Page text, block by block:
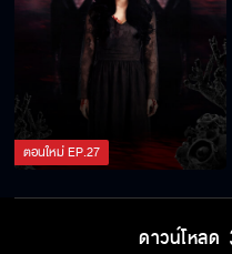
ผู้หญิ
วาสนา
พี่ต้อง
ตอนใหม่EP.27
ดาวน์โหลด